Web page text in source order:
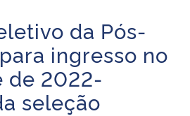
e Abastecimento
da Pós-
ingresso no
de 2022-
seleção